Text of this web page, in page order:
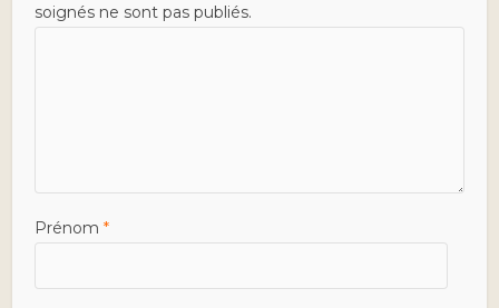
soignés ne sont pas publiés.
Prénom*